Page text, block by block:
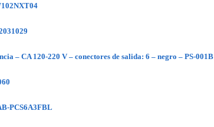
– CA 120-220 V – conectores de salida: 6 – negro – PS-001B
PCS6A3FBL